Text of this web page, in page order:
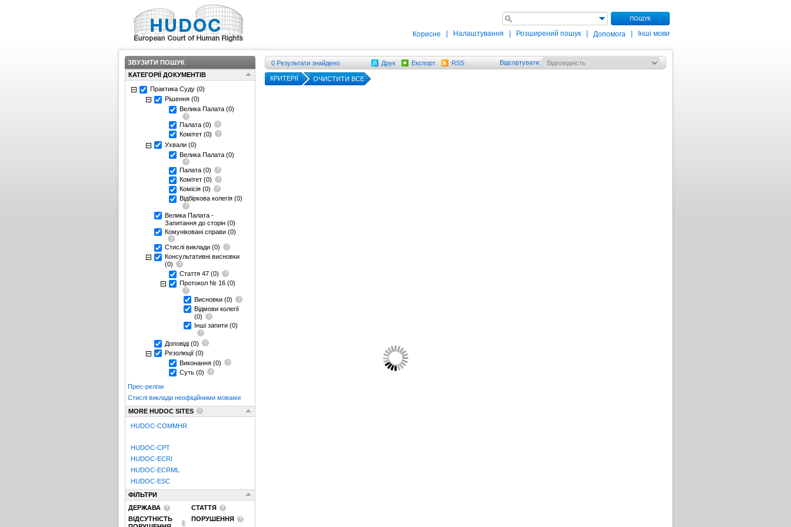
ПОШУК
Корисне Налаштування Розширений пошук Допомога Інші мови
ЗВУЗИТИ ПОШУК
КАТЕГОРІЇ ДОКУМЕНТІВ
Практика Суду (0)
Рішення (0)
Велика Палата (0)
Палата (0)
Комітет (0)
Ухвали (0)
Велика Палата (0)
Палата (0)
Комітет (0)
Комісія (0)
Відбіркова колегія (0)
Велика Палата -
Запитання до сторін (0)
Комуніковані справи (0)
Стислі виклади (0)
Консультативні висновки
(0)
Стаття 47 (0)
Протокол № 16 (0)
Висновки (0)
Відмови колегії
(0)
Інші запити (0)
Доповіді (0)
Резолюції (0)
Виконання (0)
Суть (0)
Прес-релізи
Стислі виклади неофіційними мовами
MORE HUDOC SITES
HUDOC-COMMHR
HUDOC-CPT
HUDOC-ECRI
HUDOC-ECRML
HUDOC-ESC
ФІЛЬТРИ
ДЕРЖАВА
СТАТТЯ
ВІДСУТНІСТЬ
ПОРУШЕННЯ
0 Результати знайдено Друк Експорт RSS Відсортувати:
КРИТЕРІЇ ОЧИСТИТИ ВСЕ